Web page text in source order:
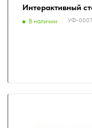
Интерактивный
В наличии УФ-